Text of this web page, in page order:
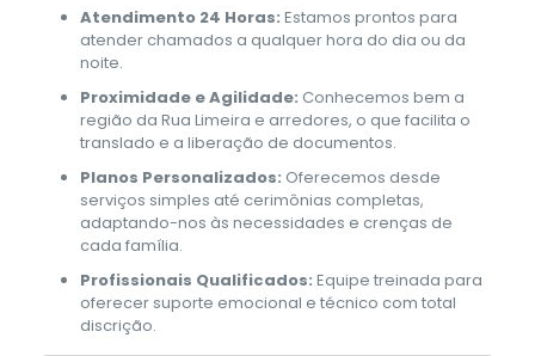
Atendimento 24 Horas: Estamos prontos para
atender chamados a qualquer hora do dia ou da
noite.
Proximidade e Agilidade: Conhecemos bem a
região da Rua Limeira e arredores, o que facilita o
translado e a liberação de documentos.
Planos Personalizados: Oferecemos desde
serviços simples até cerimônias completas,
adaptando-nos às necessidades e crenças de
cada família.
Profissionais Qualificados: Equipe treinada para
oferecer suporte emocional e técnico com total
discrição.